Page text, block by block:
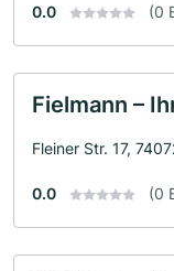
0.0 (0
Fielmann –
Fleiner Str. 17,
0.0 (0